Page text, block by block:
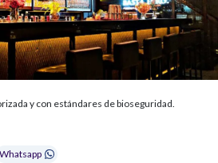
y con estándares de bioseguridad.
Whatsapp